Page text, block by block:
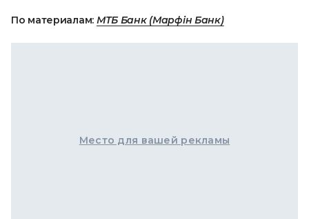
По материалам: МТБ Банк (Марфін Банк)
Место для вашей рекламы